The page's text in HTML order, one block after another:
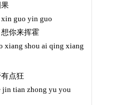
guo yin guo
你来挥霍
xiang shou ai qing xiang
点狂
jin tian zhong yu you